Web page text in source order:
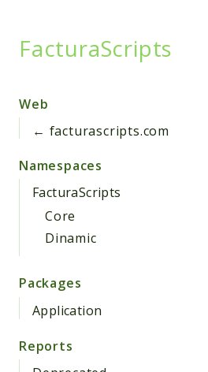
FacturaScripts
Web
← facturascripts.com
Namespaces
FacturaScripts
Core
Dinamic
Packages
Application
Reports